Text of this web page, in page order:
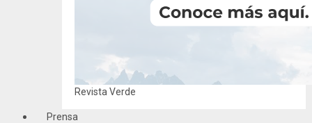
Revista Verde
Prensa